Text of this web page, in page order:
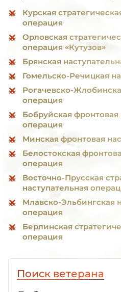
Курская
операция
Орловская
операция «Кутузов»
Брянская
Гомельско-Речицкая
Рогачевско-
операция
Бобруйская фронтовая
операция
Минская фронтовая
Белостокская
операция
Восточно-Прусская
наступательная
Млавско-Эльбингская
операция
Берлинская
операция
Поиск ветерана